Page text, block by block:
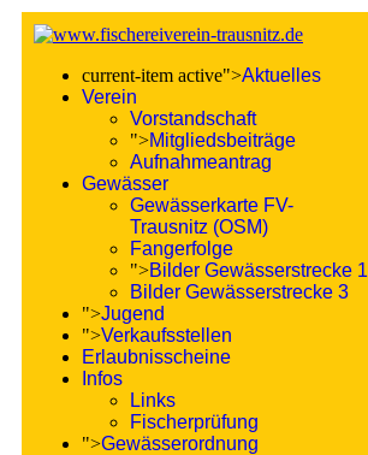
current-item active">Aktuelles
Verein
Vorstandschaft
">Mitgliedsbeiträge
Aufnahmeantrag
Gewässer
Gewässerkarte FV-
Trausnitz (OSM)
Fangerfolge
">Bilder Gewässerstrecke 1
Bilder Gewässerstrecke 3
">Jugend
">Verkaufsstellen
Erlaubnisscheine
Infos
Links
Fischerprüfung
">Gewässerordnung